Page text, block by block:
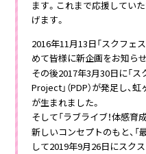
ます。これまで応援してい
げます。
2016年11月13日「スクフェ
めて皆様に新企画をお知ら
その後2017年3月30日に「ス
Project」（PDP）が発足し、
が生まれました。
そして「ラブライブ！体感育
新しいコンセプトのもと、「
して2019年9月26日にスク